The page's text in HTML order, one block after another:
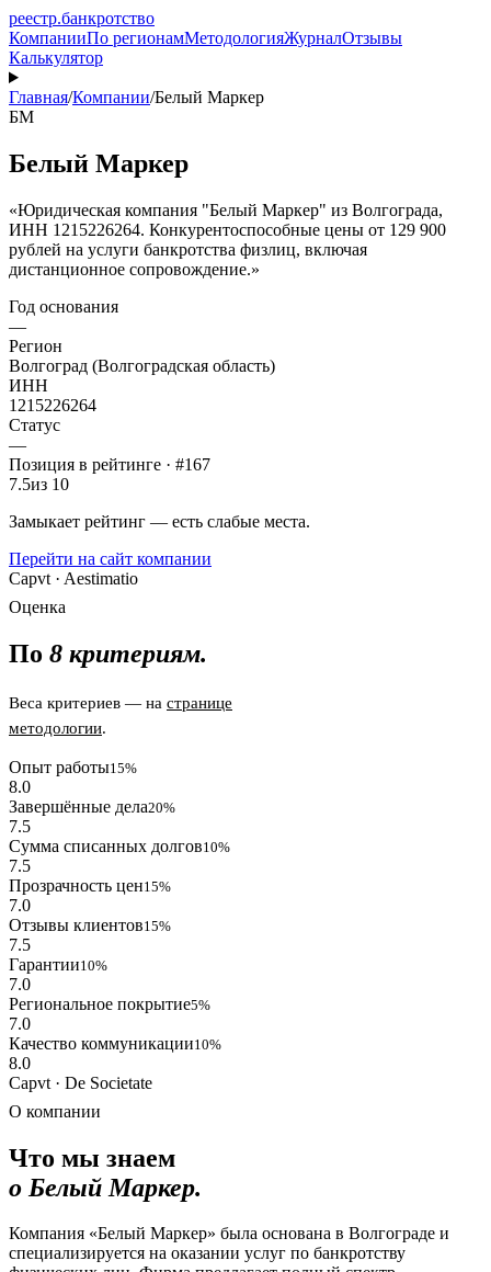
реестр.банкротство
КомпанииПо регионамМетодологияЖурналОтзывы
Калькулятор
Главная/Компании/Белый Маркер
БМ
Белый Маркер
«Юридическая компания "Белый Маркер" из Волгограда,
ИНН 1215226264. Конкурентоспособные цены от 129 900
рублей на услуги банкротства физлиц, включая
дистанционное сопровождение.»
Год основания
—
Регион
Волгоград (Волгоградская область)
ИНН
1215226264
Статус
—
Позиция в рейтинге · #167
7.5из 10
Замыкает рейтинг — есть слабые места.
Перейти на сайт компании
Capvt · Aestimatio
Оценка
По 8 критериям.
Веса критериев — на странице
методологии.
Опыт работы15%
8.0
Завершённые дела20%
7.5
Сумма списанных долгов10%
7.5
Прозрачность цен15%
7.0
Отзывы клиентов15%
7.5
Гарантии10%
7.0
Региональное покрытие5%
7.0
Качество коммуникации10%
8.0
Capvt · De Societate
О компании
Что мы знаем
о Белый Маркер.
Компания «Белый Маркер» была основана в Волгограде и
специализируется на оказании услуг по банкротству